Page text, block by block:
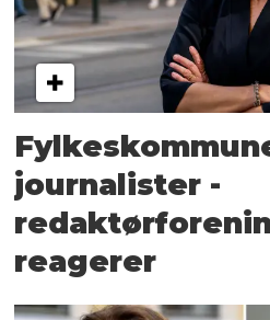
journalister -
reagerer